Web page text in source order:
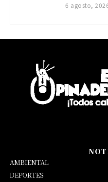
6 agosto,
AMBIENTAL
DEPORTES